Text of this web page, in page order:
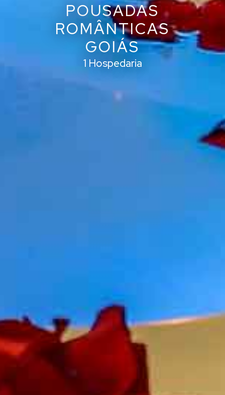
POUSADAS
ROMÂNTICAS
GOIÁS
1 Hospedaria